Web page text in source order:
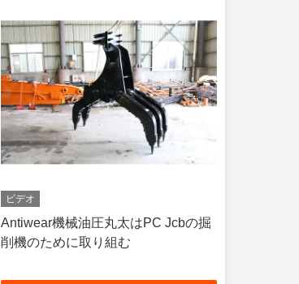
ビデオ
Antiwear機械油圧丸太はPC Jcbの掘
削機のために取り組む